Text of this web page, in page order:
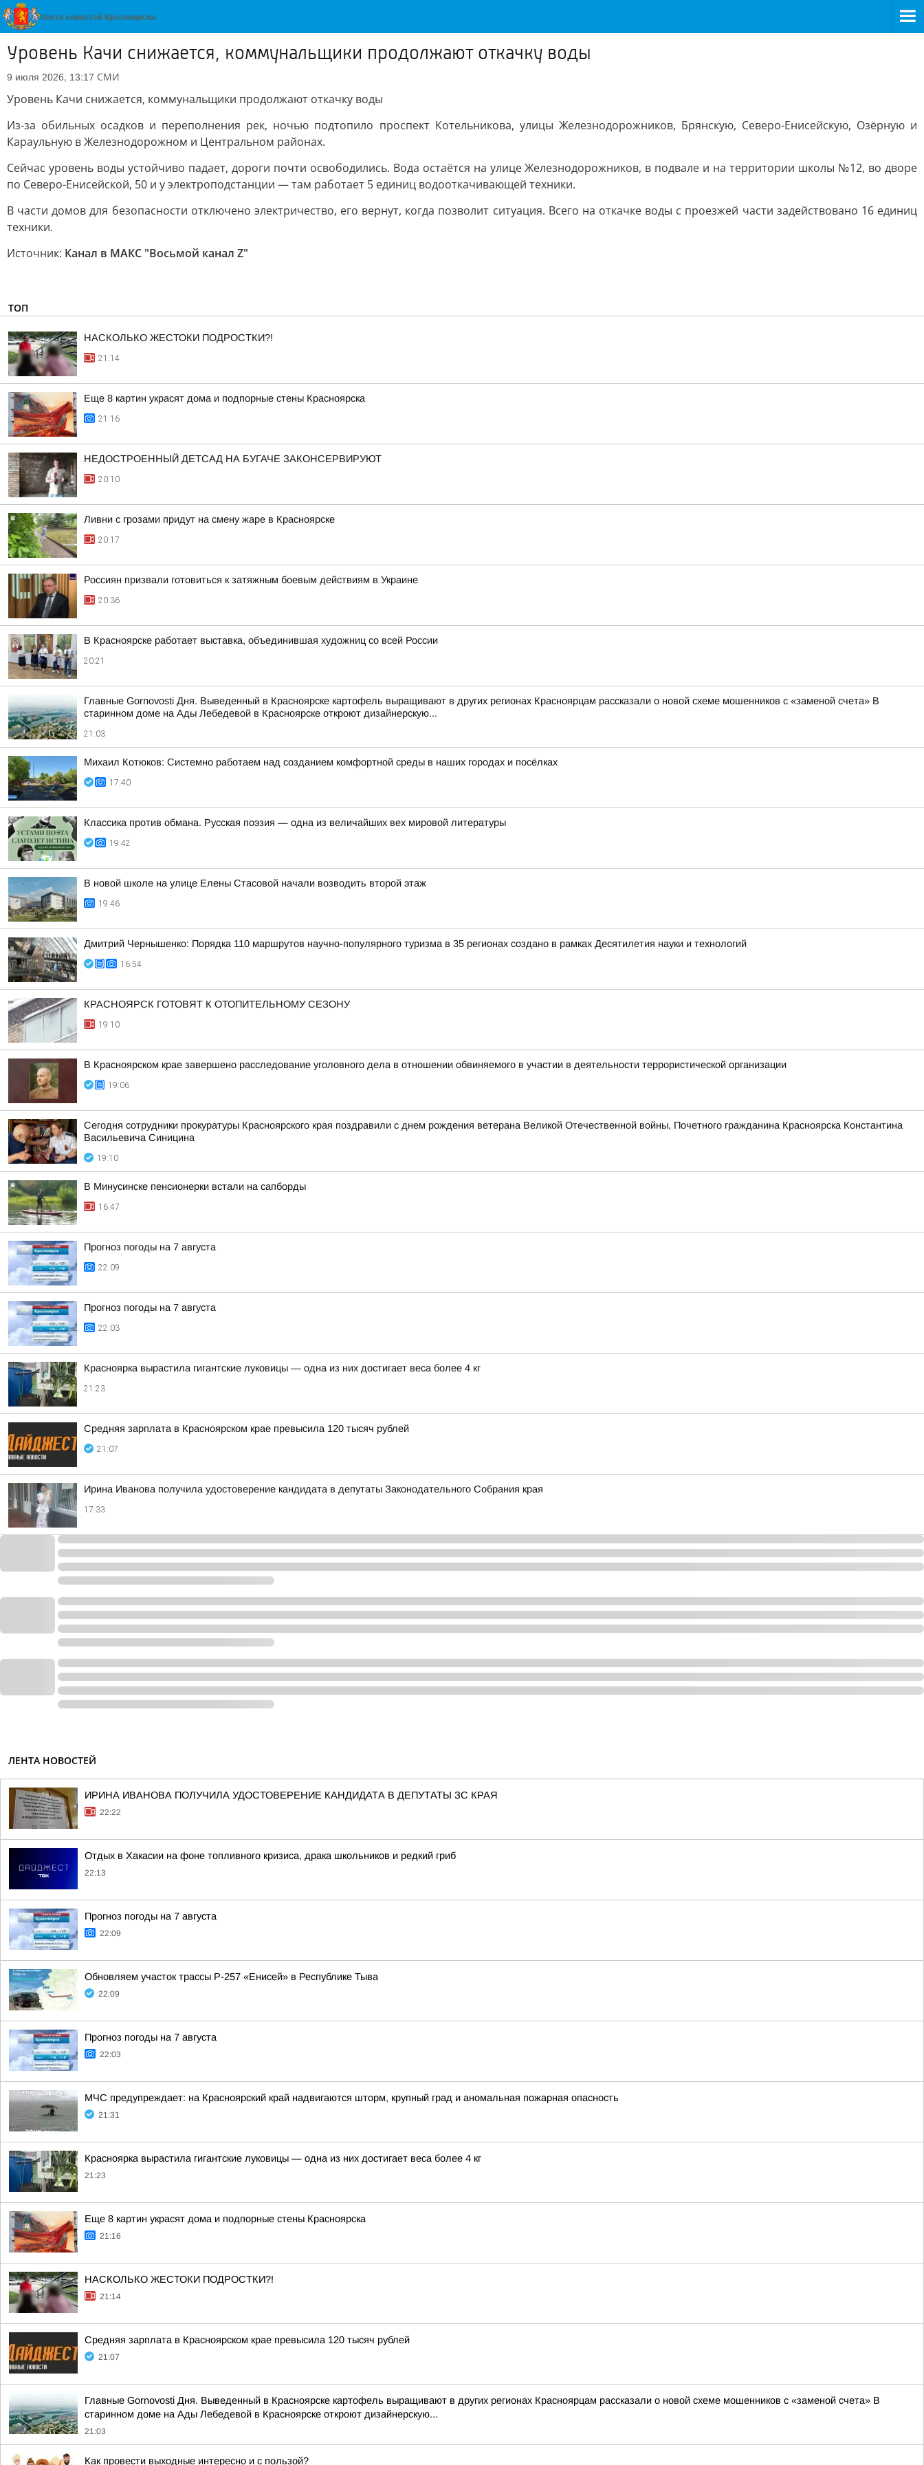
Уровень Качи снижается, коммунальщики продолжают откачку воды
9 июля 2026, 13:17 СМИ
Уровень Качи снижается, коммунальщики продолжают откачку воды
Из-за обильных осадков и переполнения рек, ночью подтопило проспект Котельникова, улицы Железнодорожников, Брянскую, Северо-Енисейскую, Озёрную и
Караульную в Железнодорожном и Центральном районах.
Сейчас уровень воды устойчиво падает, дороги почти освободились. Вода остаётся на улице Железнодорожников, в подвале и на территории школы №12, во дворе
по Северо-Енисейской, 50 и у электроподстанции — там работает 5 единиц водооткачивающей техники.
В части домов для безопасности отключено электричество, его вернут, когда позволит ситуация. Всего на откачке воды с проезжей части задействовано 16 единиц
техники.
Источник: Канал в МАКС "Восьмой канал Z"
ТОП
НАСКОЛЬКО ЖЕСТОКИ ПОДРОСТКИ?!
21:14
Еще 8 картин украсят дома и подпорные стены Красноярска
21:16
НЕДОСТРОЕННЫЙ ДЕТСАД НА БУГАЧЕ ЗАКОНСЕРВИРУЮТ
20:10
Ливни с грозами придут на смену жаре в Красноярске
20:17
Россиян призвали готовиться к затяжным боевым действиям в Украине
20:36
В Красноярске работает выставка, объединившая художниц со всей России
20:21
Главные Gornovosti Дня. Выведенный в Красноярске картофель выращивают в других регионах Красноярцам рассказали о новой схеме мошенников с «заменой счета» В
старинном доме на Ады Лебедевой в Красноярске откроют дизайнерскую...
21:03
Михаил Котюков: Системно работаем над созданием комфортной среды в наших городах и посёлках
17:40
Классика против обмана. Русская поэзия — одна из величайших вех мировой литературы
19:42
В новой школе на улице Елены Стасовой начали возводить второй этаж
19:46
Дмитрий Чернышенко: Порядка 110 маршрутов научно-популярного туризма в 35 регионах создано в рамках Десятилетия науки и технологий
16:54
КРАСНОЯРСК ГОТОВЯТ К ОТОПИТЕЛЬНОМУ СЕЗОНУ
19:10
В Красноярском крае завершено расследование уголовного дела в отношении обвиняемого в участии в деятельности террористической организации
19:06
Сегодня сотрудники прокуратуры Красноярского края поздравили с днем рождения ветерана Великой Отечественной войны, Почетного гражданина Красноярска Константина
Васильевича Синицина
19:10
В Минусинске пенсионерки встали на сапборды
16:47
Прогноз погоды на 7 августа
22:09
Прогноз погоды на 7 августа
22:03
Красноярка вырастила гигантские луковицы — одна из них достигает веса более 4 кг
21:23
Средняя зарплата в Красноярском крае превысила 120 тысяч рублей
21:07
Ирина Иванова получила удостоверение кандидата в депутаты Законодательного Собрания края
17:33
ЛЕНТА НОВОСТЕЙ
ИРИНА ИВАНОВА ПОЛУЧИЛА УДОСТОВЕРЕНИЕ КАНДИДАТА В ДЕПУТАТЫ ЗС КРАЯ
22:22
Отдых в Хакасии на фоне топливного кризиса, драка школьников и редкий гриб
22:13
Прогноз погоды на 7 августа
22:09
Обновляем участок трассы Р-257 «Енисей» в Республике Тыва
22:09
Прогноз погоды на 7 августа
22:03
МЧС предупреждает: на Красноярский край надвигаются шторм, крупный град и аномальная пожарная опасность
21:31
Красноярка вырастила гигантские луковицы — одна из них достигает веса более 4 кг
21:23
Еще 8 картин украсят дома и подпорные стены Красноярска
21:16
НАСКОЛЬКО ЖЕСТОКИ ПОДРОСТКИ?!
21:14
Средняя зарплата в Красноярском крае превысила 120 тысяч рублей
21:07
Главные Gornovosti Дня. Выведенный в Красноярске картофель выращивают в других регионах Красноярцам рассказали о новой схеме мошенников с «заменой счета» В
старинном доме на Ады Лебедевой в Красноярске откроют дизайнерскую...
21:03
Как провести выходные интересно и с пользой?